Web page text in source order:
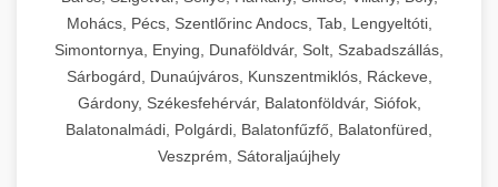
Mohács, Pécs, Szentlőrinc Andocs, Tab, Lengyeltóti,
Simontornya, Enying, Dunaföldvár, Solt, Szabadszállás,
Sárbogárd, Dunaújváros, Kunszentmiklós, Ráckeve,
Gárdony, Székesfehérvár, Balatonföldvár, Siófok,
Balatonalmádi, Polgárdi, Balatonfűzfő, Balatonfüred,
Veszprém, Sátoraljaújhely